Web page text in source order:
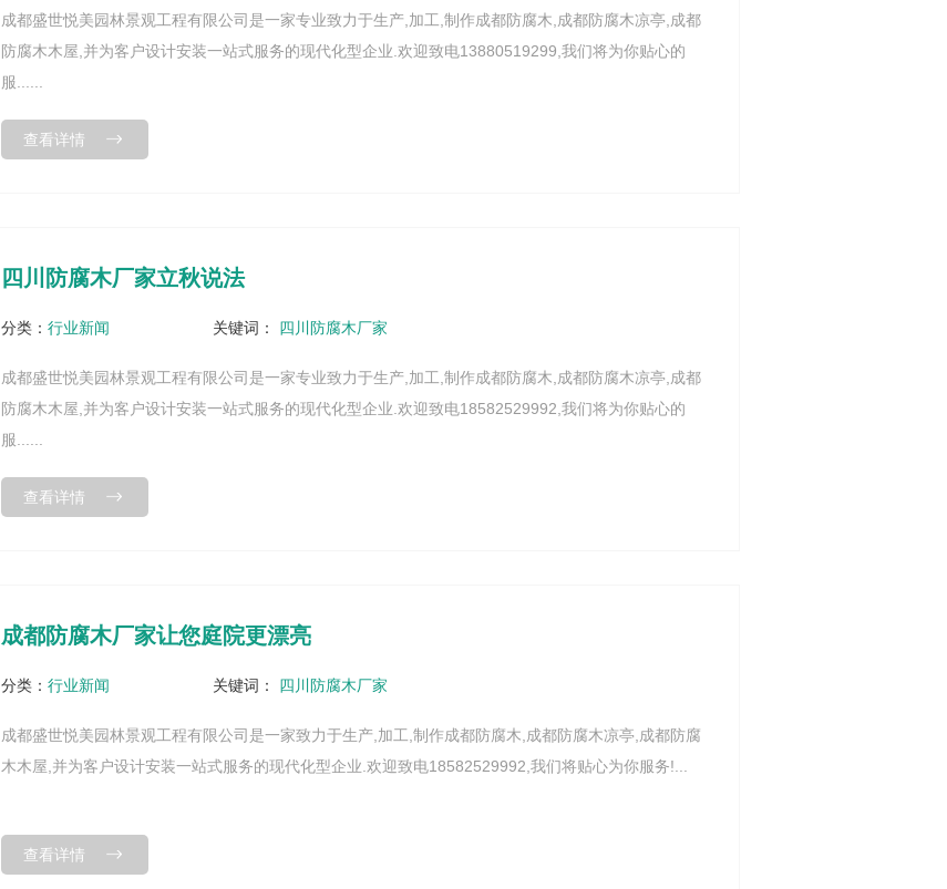
成都盛世悦美园林景观工程有限公司是一家专业致力于生产,加工,制作成都防腐木,成都防腐木凉亭,成都
防腐木木屋,并为客户设计安装一站式服务的现代化型企业.欢迎致电13880519299,我们将为你贴心的
服......
查看详情
四川防腐木厂家立秋说法
分类：行业新闻 关键词： 四川防腐木厂家
成都盛世悦美园林景观工程有限公司是一家专业致力于生产,加工,制作成都防腐木,成都防腐木凉亭,成都
防腐木木屋,并为客户设计安装一站式服务的现代化型企业.欢迎致电18582529992,我们将为你贴心的
服......
查看详情
成都防腐木厂家让您庭院更漂亮
分类：行业新闻 关键词： 四川防腐木厂家
成都盛世悦美园林景观工程有限公司是一家致力于生产,加工,制作成都防腐木,成都防腐木凉亭,成都防腐
木木屋,并为客户设计安装一站式服务的现代化型企业.欢迎致电18582529992,我们将贴心为你服务!...
查看详情